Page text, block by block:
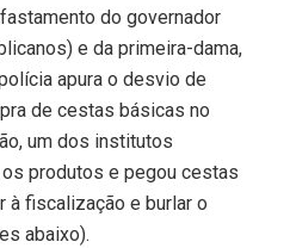
do governador
e da primeira-dama,
apura o desvio de
de cestas básicas no
um dos institutos
produtos e pegou cestas
à fiscalização e burlar o
abaixo).